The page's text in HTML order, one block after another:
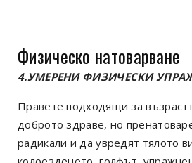
Физическо натоварване
4.УМЕРЕНИ ФИЗИЧЕСКИ
Правете подходящи за
доброто здраве, но
радикали и да увредят тялото